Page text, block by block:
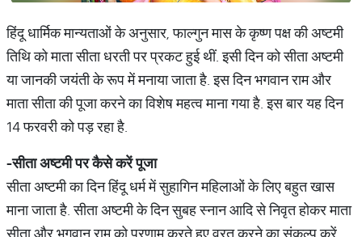
हिंदू धार्मिक मान्यताओं के अनुसार, फाल्गुन मास के कृष्ण पक्ष की अष्टमी
तिथि को माता सीता धरती पर प्रकट हुई थीं. इसी दिन को सीता अष्टमी
या जानकी जयंती के रूप में मनाया जाता है. इस दिन भगवान राम और
माता सीता की पूजा करने का विशेष महत्व माना गया है. इस बार यह दिन
14 फरवरी को पड़ रहा है.
-सीताअष्टमीपरकैसेकरेंपूजा
सीता अष्टमी का दिन हिंदू धर्म में सुहागिन महिलाओं के लिए बहुत खास
माना जाता है. सीता अष्टमी के दिन सुबह स्नान आदि से निवृत होकर माता